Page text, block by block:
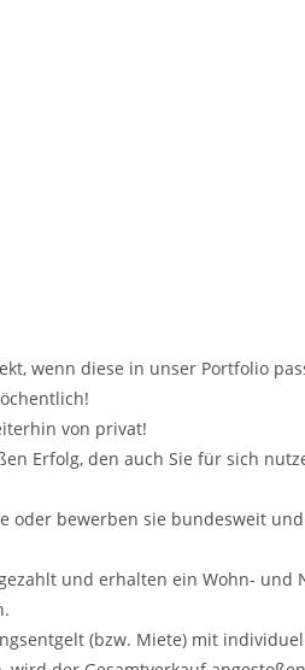
wenn diese in unser Portfolio
von privat!
Erfolg, den auch Sie für sich
oder bewerben sie bundesweit
und erhalten ein Wohn-
(bzw. Miete) mit